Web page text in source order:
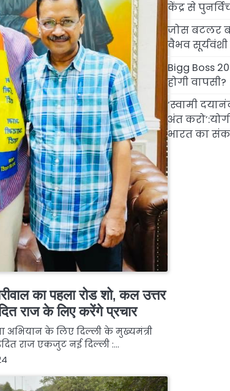
का पहला रोड शो, कल उत्तर
राज के लिए करेंगे प्रचार
अभियान के लिए दिल्ली के मुख्यमंत्री
राज एकजुट नई दिल्ली :…
केंद्र से
जोस बटलर
वैभव सूर्यवंशी
Bigg Boss
होगी वापसी?
‘स्वामी
अंत
भारत का